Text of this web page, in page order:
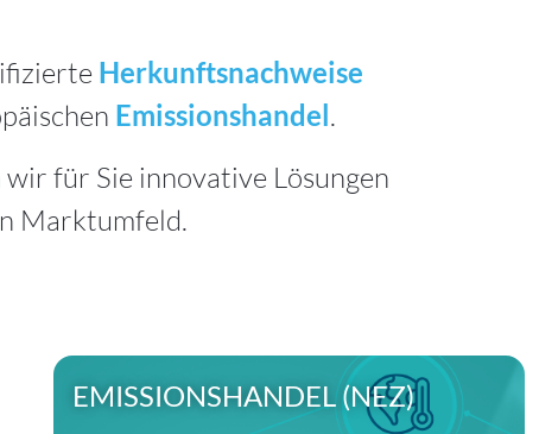
Herkunftsnachweise
Emissionshandel.
für Sie innovative Lösungen
Marktumfeld.
EMISSIONSHANDEL (NEZ)